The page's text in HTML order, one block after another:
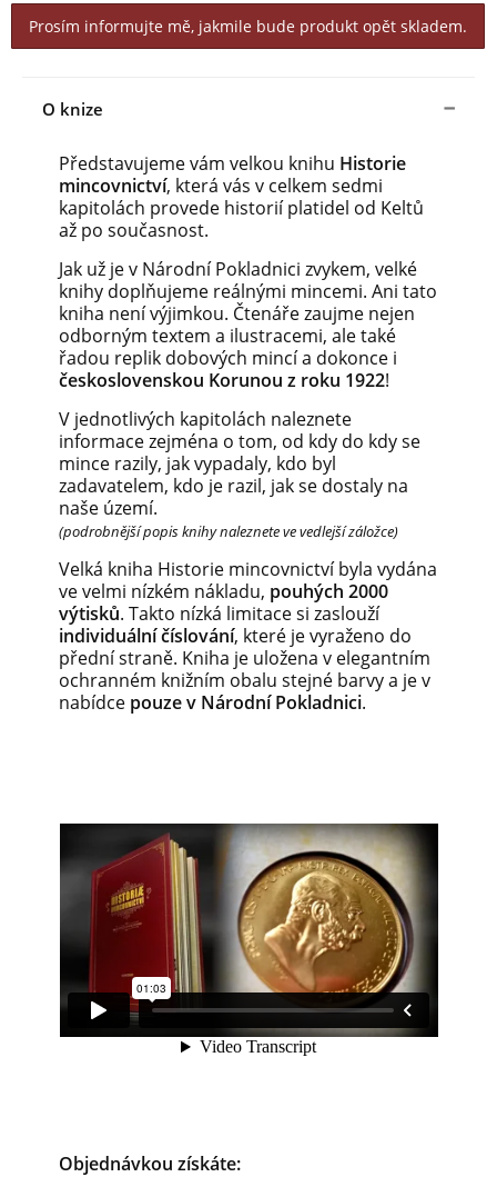
Prosím informujte mě, jakmile bude produkt opět skladem.
O knize
Představujeme vám velkou knihu Historie
mincovnictví, která vás v celkem sedmi
kapitolách provede historií platidel od Keltů
až po současnost.
Jak už je v Národní Pokladnici zvykem, velké
knihy doplňujeme reálnými mincemi. Ani tato
kniha není výjimkou. Čtenáře zaujme nejen
odborným textem a ilustracemi, ale také
řadou replik dobových mincí a dokonce i
československou Korunou z roku 1922!
V jednotlivých kapitolách naleznete
informace zejména o tom, od kdy do kdy se
mince razily, jak vypadaly, kdo byl
zadavatelem, kdo je razil, jak se dostaly na
naše území.
(podrobnější popis knihy naleznete ve vedlejší záložce)
Velká kniha Historie mincovnictví byla vydána
ve velmi nízkém nákladu, pouhých 2000
výtisků. Takto nízká limitace si zaslouží
individuální číslování, které je vyraženo do
přední straně. Kniha je uložena v elegantním
ochranném knižním obalu stejné barvy a je v
nabídce pouze v Národní Pokladnici.
Objednávkou získáte: